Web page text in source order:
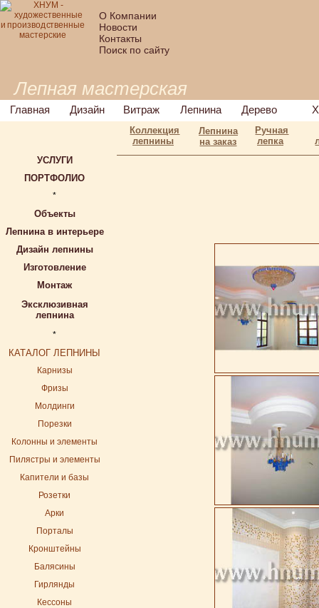
О Компании
Новости
Контакты
Поиск по сайту
Лепная мастерская
Главная Дизайн Витраж Лепнина Дерево
Коллекция
лепнины
Лепнина
на заказ
Ручная
лепка
УСЛУГИ
ПОРТФОЛИО
*
Объекты
Лепнина в интерьере
Дизайн лепнины
Изготовление
Монтаж
Эксклюзивная
лепнина
*
КАТАЛОГ ЛЕПНИНЫ
Карнизы
Фризы
Молдинги
Порезки
Колонны и элементы
Пилястры и элементы
Капители и базы
Розетки
Арки
Порталы
Кронштейны
Балясины
Гирлянды
Кессоны